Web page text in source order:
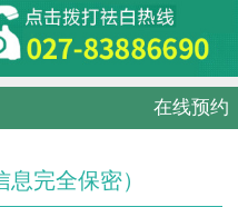
在线预约
息完全保密）